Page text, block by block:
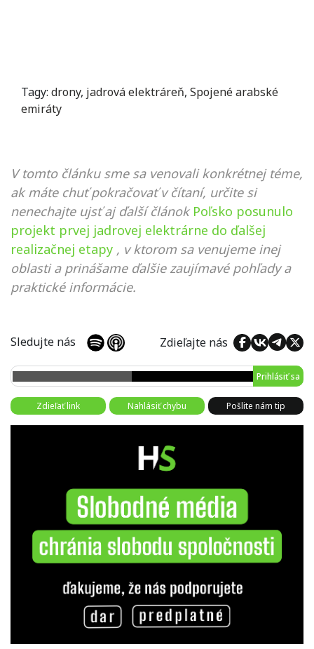
Tagy: drony, jadrová elektráreň, Spojené arabské
emiráty
V tomto článku sme sa venovali konkrétnej téme,
ak máte chuť pokračovať v čítaní, určite si
nenechajte ujsť aj ďalší článok Poľsko posunulo
projekt prvej jadrovej elektrárne do ďalšej
realizačnej etapy , v ktorom sa venujeme inej
oblasti a prinášame ďalšie zaujímavé pohľady a
praktické informácie.
Sledujte nás Zdieľajte nás
Prihlásiť sa
Zdieľať link Nahlásiť chybu Pošlite nám tip